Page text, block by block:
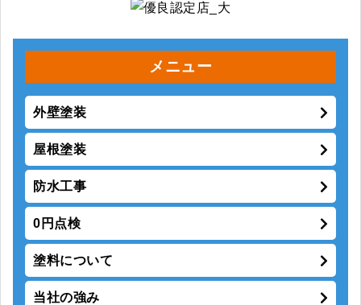
メニュー
外壁塗装
屋根塗装
防水工事
0円点検
塗料について
当社の強み